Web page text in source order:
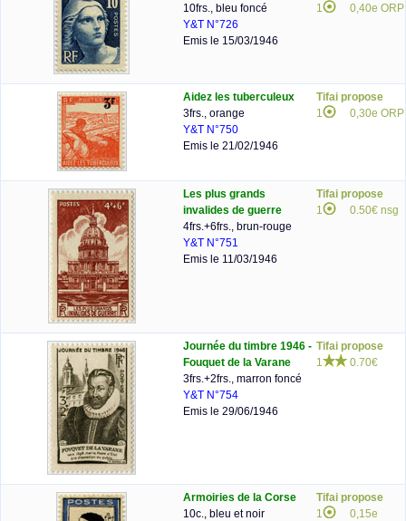
10frs., bleu foncé
Y&T N°726
Emis le 15/03/1946
1
0,40e ORP
Aidez les tuberculeux
3frs., orange
Y&T N°750
Emis le 21/02/1946
Tifai propose
1
0,30e ORP
Les plus grands
invalides de guerre
4frs.+6frs., brun-rouge
Y&T N°751
Emis le 11/03/1946
Tifai propose
1
0.50€ nsg
Journée du timbre 1946 -
Fouquet de la Varane
3frs.+2frs., marron foncé
Y&T N°754
Emis le 29/06/1946
Tifai propose
1
0.70€
Armoiries de la Corse
10c., bleu et noir
Tifai propose
1
0,15e